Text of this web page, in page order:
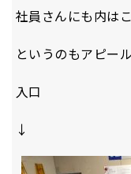
社員さんにも内は
というのもアピー
入口
↓